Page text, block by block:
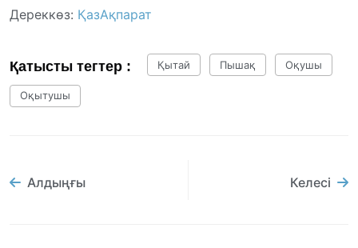
Дереккөз: ҚазАқпарат
Қатысты тегтер : Қытай Пышақ Оқушы
Оқытушы
Алдыңғы Келесі